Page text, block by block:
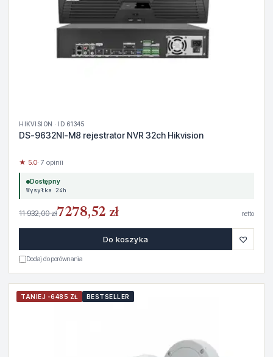
HIKVISION · ID 61345
DS-9632NI-M8 rejestrator NVR 32ch Hikvision
★ 5.0· 7 opinii
Dostępny
Wysyłka 24h
11 932,00 zł7278,52 zł netto
Do koszyka ♡
Dodaj do porównania
TANIEJ -6485 ZŁ BESTSELLER